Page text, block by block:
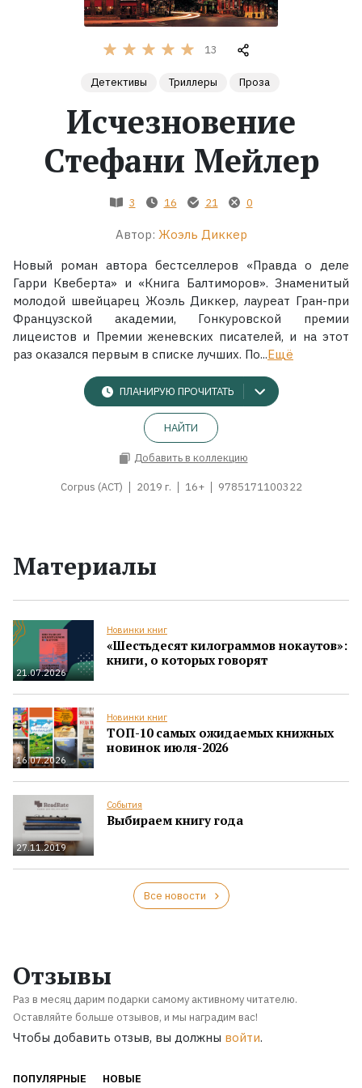
Экранизации
Коллекции
13
Детективы Триллеры Проза
Исчезновение
Стефани Мейлер
3 16 21 0
Автор: Жоэль Диккер
Новый роман автора бестселлеров «Правда о деле
Гарри Квеберта» и «Книга Балтиморов». Знаменитый
молодой швейцарец Жоэль Диккер, лауреат Гран-при
Французской академии, Гонкуровской премии
лицеистов и Премии женевских писателей, и на этот
раз оказался первым в списке лучших. По...Ещё
ПЛАНИРУЮ ПРОЧИТАТЬ
НАЙТИ
Добавить в коллекцию
Corpus (АСТ) 2019 г. 16+ 9785171100322
Материалы
21.07.2026
Новинки книг
«Шестьдесят килограммов нокаутов»:
книги, о которых говорят
16.07.2026
Новинки книг
ТОП-10 самых ожидаемых книжных
новинок июля-2026
27.11.2019
События
Выбираем книгу года
Все новости
Отзывы
Раз в месяц дарим подарки самому активному читателю.
Оставляйте больше отзывов, и мы наградим вас!
Чтобы добавить отзыв, вы должны войти.
ПОПУЛЯРНЫЕ НОВЫЕ